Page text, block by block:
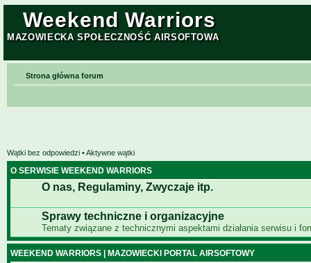
Weekend Warriors
MAZOWIECKA SPOŁECZNOŚĆ AIRSOFTOWA
Strona główna forum
Wątki bez odpowiedzi •Aktywne wątki
O SERWISIE WEEKEND WARRIORS
O nas, Regulaminy, Zwyczaje itp.
Sprawy techniczne i organizacyjne
Tematy związane z technicznymi aspektami działania serwisu i
WEEKEND WARRIORS | MAZOWIECKI PORTAL AIRSOFTOWY